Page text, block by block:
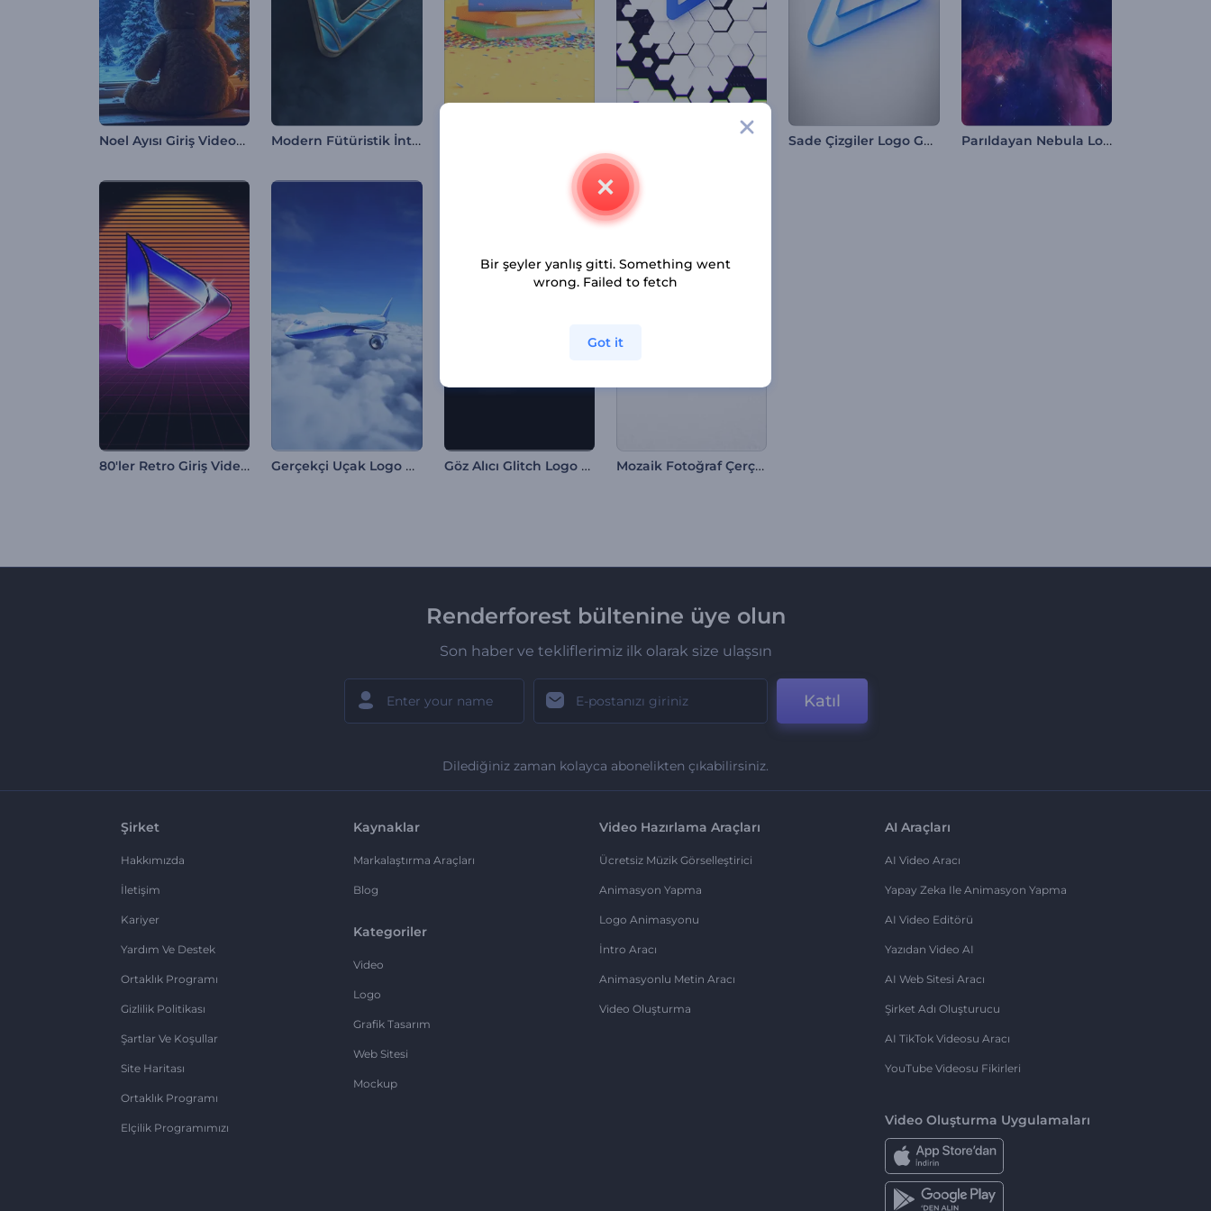
Noel Ayısı Giriş Videosu Modern Fütüristik İntro Sade Çizgiler Logo Gösterimi Parıldayan Nebula Logo Gösterimi
80'ler Retro Giriş Videosu Gerçekçi Uçak Logo Gösterimi Göz Alıcı Glitch Logo Gösterimi Mozaik Fotoğraf Çerçeveleri İntro
Renderforest bültenine üye olun
Son haber ve tekliflerimiz ilk olarak size ulaşsın
Katıl
Dilediğiniz zaman kolayca abonelikten çıkabilirsiniz.
Şirket
Hakkımızda
İletişim
Kariyer
Yardım Ve Destek
Ortaklık Programı
Gizlilik Politikası
Şartlar Ve Koşullar
Site Haritası
Ortaklık Programı
Elçilik Programımızı
Kaynaklar
Markalaştırma Araçları
Blog
Kategoriler
Video
Logo
Grafik Tasarım
Web Sitesi
Mockup
Video Hazırlama Araçları
Ücretsiz Müzik Görselleştirici
Animasyon Yapma
Logo Animasyonu
İntro Aracı
Animasyonlu Metin Aracı
Video Oluşturma
AI Araçları
AI Video Aracı
Yapay Zeka Ile Animasyon Yapma
AI Video Editörü
Yazıdan Video AI
AI Web Sitesi Aracı
Şirket Adı Oluşturucu
AI TikTok Videosu Aracı
YouTube Videosu Fikirleri
Video Oluşturma Uygulamaları
Bir şeyler yanlış gitti. Something went
wrong. Failed to fetch
Got it